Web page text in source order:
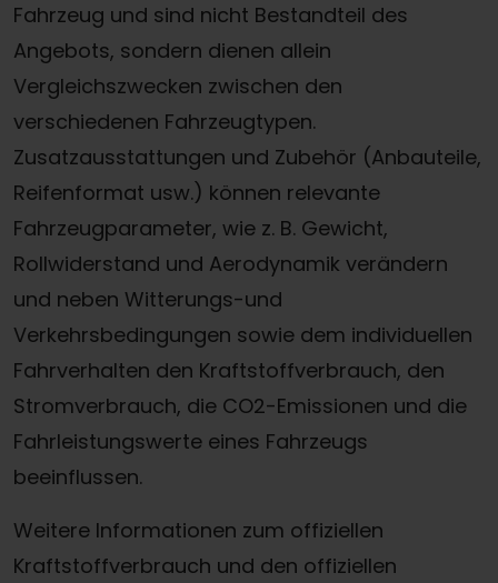
Fahrzeug und sind nicht Bestandteil des
Angebots, sondern dienen allein
Vergleichszwecken zwischen den
verschiedenen Fahrzeugtypen.
Zusatzausstattungen und Zubehör (Anbauteile,
Reifenformat usw.) können relevante
Fahrzeugparameter, wie z. B. Gewicht,
Rollwiderstand und Aerodynamik verändern
und neben Witterungs-und
Verkehrsbedingungen sowie dem individuellen
Fahrverhalten den Kraftstoffverbrauch, den
Stromverbrauch, die CO2-Emissionen und die
Fahrleistungswerte eines Fahrzeugs
beeinflussen.
Weitere Informationen zum offiziellen
Kraftstoffverbrauch und den offiziellen